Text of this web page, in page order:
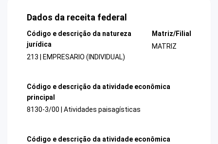
Dados da receita federal
Código e descrição da natureza
jurídica
213 | EMPRESARIO (INDIVIDUAL)
Matriz/Filial
MATRIZ
Código e descrição da atividade econômica
principal
8130-3/00 | Atividades paisagísticas
Código e descrição da atividade econômica